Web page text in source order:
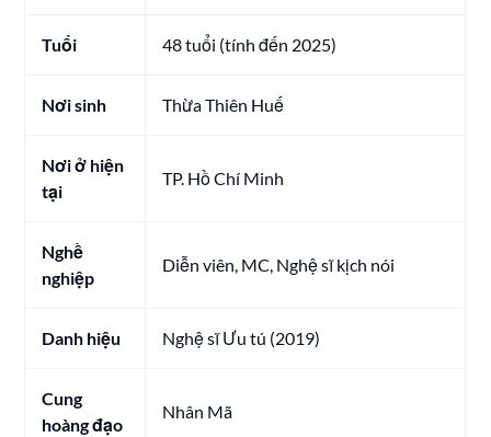
Tuổi 48 tuổi (tính đến 2025)
Nơi sinh Thừa Thiên Huế
Nơi ở hiện
tại
TP. Hồ Chí Minh
Nghề
nghiệp
Diễn viên, MC, Nghệ sĩ kịch nói
Danh hiệu Nghệ sĩ Ưu tú (2019)
Cung
hoàng đạo
Nhân Mã